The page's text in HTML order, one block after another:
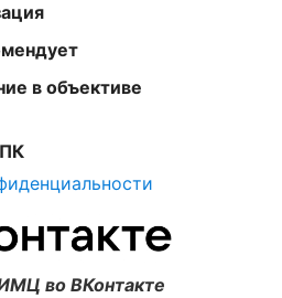
в объективе
во ВКонтакте